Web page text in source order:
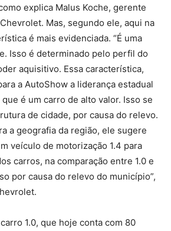
explica Malus Koche, gerente
Mas, segundo ele, aqui na
é mais evidenciada. “É uma
Isso é determinado pelo perfil do
aquisitivo. Essa característica,
a AutoShow a liderança estadual
é um carro de alto valor. Isso se
de cidade, por causa do relevo.
a geografia da região, ele sugere
veículo de motorização 1.4 para
carros, na comparação entre 1.0 e
por causa do relevo do município”,
1.0, que hoje conta com 80